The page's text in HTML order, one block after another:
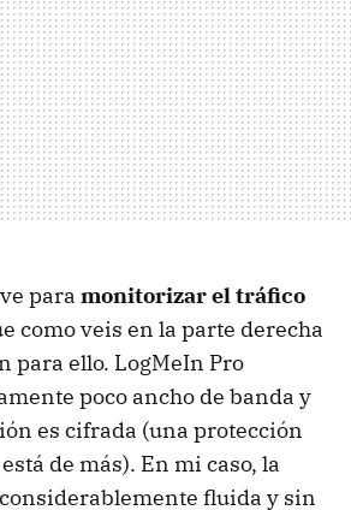
para monitorizar el tráfico
como veis en la parte derecha
para ello. LogMeIn Pro
poco ancho de banda y
es cifrada (una protección
de más). En mi caso, la
fluida y sin